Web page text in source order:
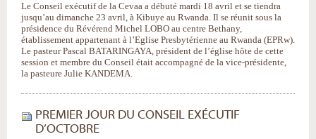
Le Conseil exécutif de la Cevaa a débuté mardi 18 avril et se tiendra
jusqu’au dimanche 23 avril, à Kibuye au Rwanda. Il se réunit sous la
présidence du Révérend Michel LOBO au centre Bethany,
établissement appartenant à l’Eglise Presbytérienne au Rwanda (EPRw).
Le pasteur Pascal BATARINGAYA, président de l’église hôte de cette
session et membre du Conseil était accompagné de la vice-présidente,
la pasteure Julie KANDEMA.
PREMIER JOUR DU CONSEIL EXÉCUTIF
D’OCTOBRE